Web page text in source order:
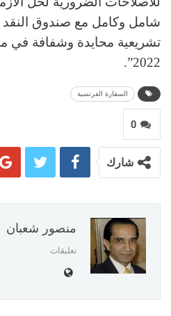
شامل وكامل مع صندوق النقد
2022”.
السفارة الفرنسية
0
شارك
منصور شعبان
تعليقات